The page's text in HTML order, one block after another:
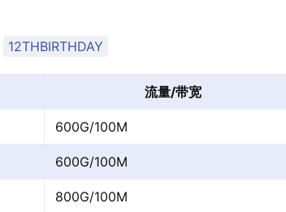
12THBIRTHDAY
流量/带宽
600G/100M
600G/100M
800G/100M